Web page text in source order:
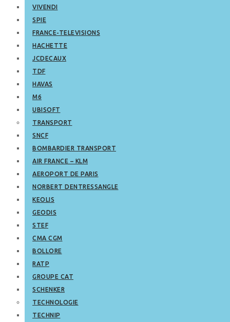
VIVENDI
SPIE
FRANCE-TELEVISIONS
HACHETTE
JCDECAUX
TDF
HAVAS
M6
UBISOFT
TRANSPORT
SNCF
BOMBARDIER TRANSPORT
AIR FRANCE – KLM
AEROPORT DE PARIS
NORBERT DENTRESSANGLE
KEOLIS
GEODIS
STEF
CMA CGM
BOLLORE
RATP
GROUPE CAT
SCHENKER
TECHNOLOGIE
TECHNIP